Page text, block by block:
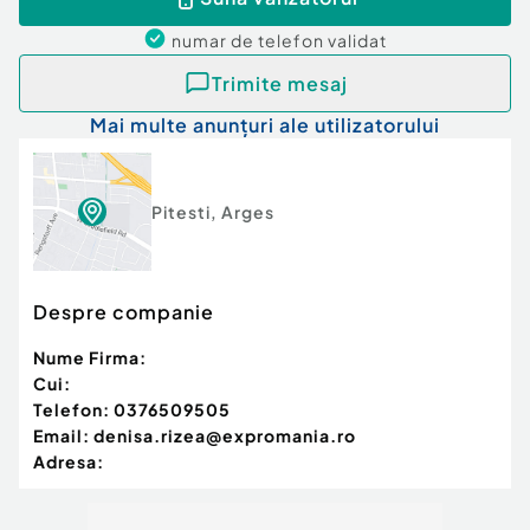
Confort:1
Tip imobil:Bloc de apartamente
Comision cumpărător:
numar de telefon validat
Trimite mesaj
Mai multe anunțuri ale utilizatorului
Pitesti, Arges
Despre companie
Nume Firma:
Cui:
Telefon: 0376509505
Email: denisa.rizea@expromania.ro
Adresa: